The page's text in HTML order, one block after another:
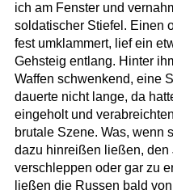
ich am Fenster und
soldatischer Stiefel. Einen
fest umklammert, lief ein
Gehsteig entlang. Hinter
Waffen schwenkend, eine
dauerte nicht lange, da
eingeholt und
brutale Szene. Was, wenn
dazu hinreißen ließen, den
verschleppen oder gar zu
ließen die Russen bald